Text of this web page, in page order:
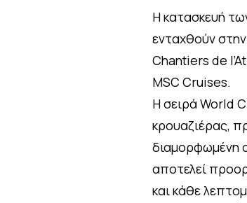
Η κατασκευή
ενταχθούν
Chantiers de
MSC Cruises.
Η σειρά World
κρουαζιέρας,
διαμορφωμένη
αποτελεί
και κάθε